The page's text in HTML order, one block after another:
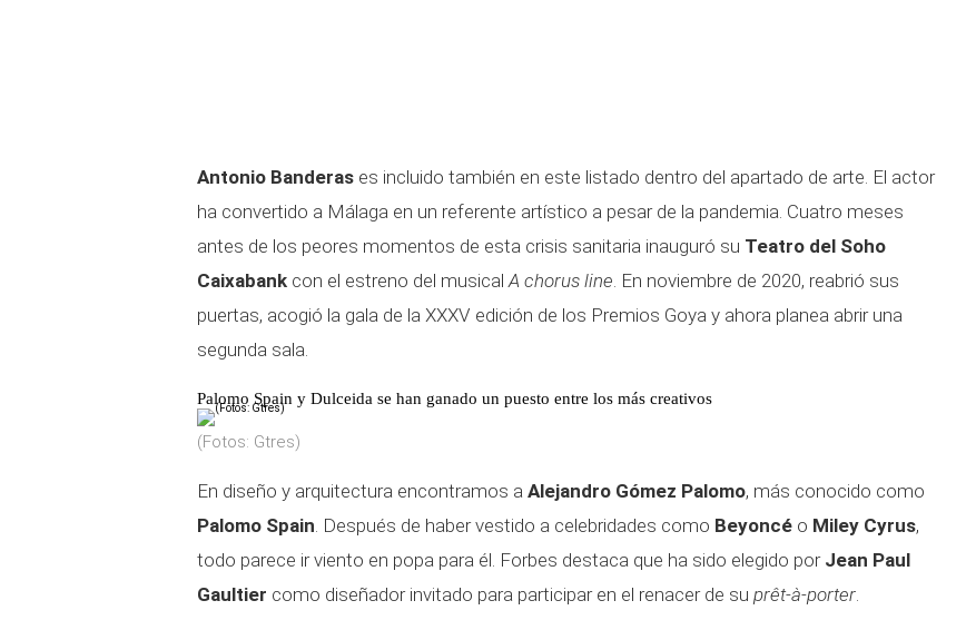
Antonio Banderas es incluido también en este listado dentro del apartado de arte. El actor
ha convertido a Málaga en un referente artístico a pesar de la pandemia. Cuatro meses
antes de los peores momentos de esta crisis sanitaria inauguró su Teatro del Soho
Caixabank con el estreno del musicalA chorus line. En noviembre de 2020, reabrió sus
puertas, acogió la gala de la XXXV edición de los Premios Goya y ahora planea abrir una
segunda sala.
Palomo Spain y Dulceida se han ganado un puesto entre los más creativos
(Fotos: Gtres)
En diseño y arquitectura encontramos a Alejandro Gómez Palomo, más conocido como
Palomo Spain. Después de haber vestido a celebridades como Beyoncé o Miley Cyrus,
todo parece ir viento en popa para él. Forbes destaca que ha sido elegido por Jean Paul
Gaultier como diseñador invitado para participar en el renacer de su prêt-à-porter.